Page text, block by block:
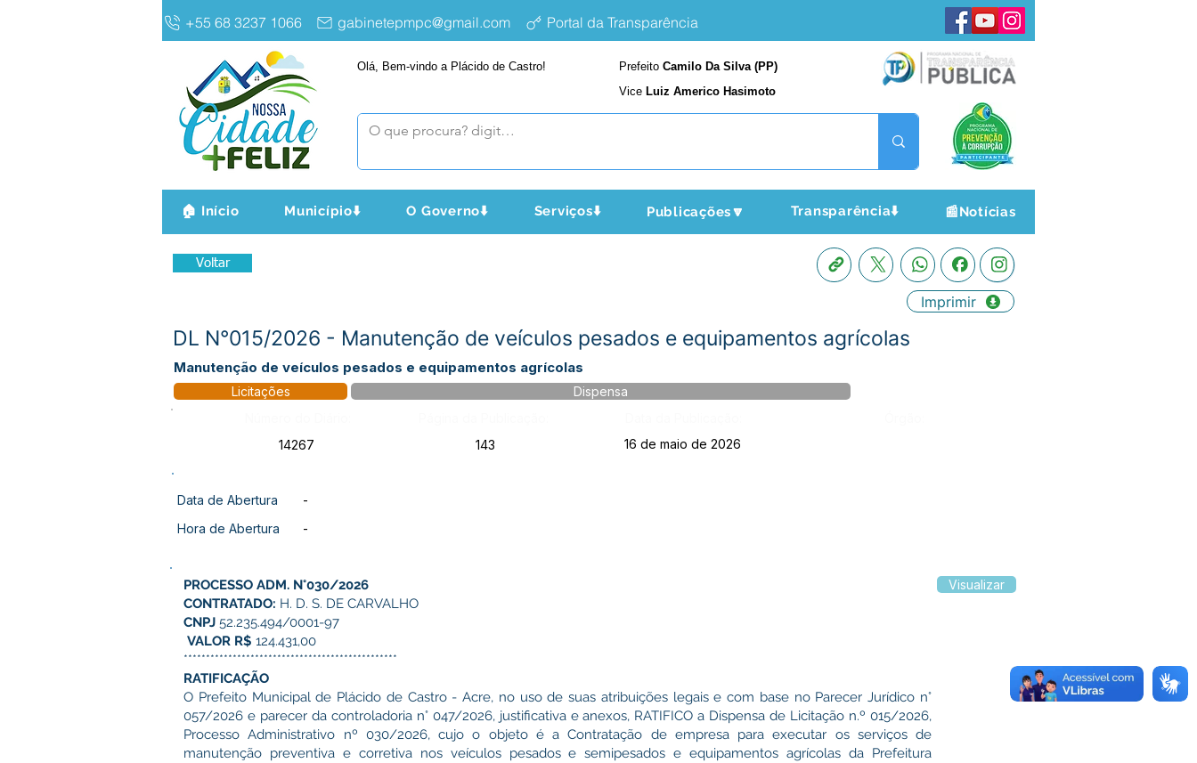
+55 68 3237 1066 gabinetepmpc@gmail.com Portal da Transparência
Olá, Bem-vindo a Plácido de Castro! Prefeito Camilo Da Silva (PP)
Vice Luiz Americo Hasimoto
🏠 Início Município⬇️ O Governo⬇️ Serviços⬇️ Publicações🔽 Transparência⬇️ 📰Notícias
Voltar
Imprimir
DL N°015/2026 - Manutenção de veículos pesados e equipamentos agrícolas
Manutenção de veículos pesados e equipamentos agrícolas
Licitações
Dispensa
14267
143 16 de maio de 2026
Data de Abertura
-
Hora de Abertura
-
PROCESSO ADM. N°030/2026
CONTRATADO: H. D. S. DE CARVALHO
CNPJ 52.235.494/0001-97
VALOR R$ 124.431,00
************************************************
RATIFICAÇÃO
O Prefeito Municipal de Plácido de Castro - Acre, no uso de suas atribuições legais e com base no Parecer Jurídico n°
057/2026 e parecer da controladoria n° 047/2026, justificativa e anexos, RATIFICO a Dispensa de Licitação n.º 015/2026,
Processo Administrativo nº 030/2026, cujo o objeto é a Contratação de empresa para executar os serviços de
manutenção preventiva e corretiva nos veículos pesados e semipesados e equipamentos agrícolas da Prefeitura
Visualizar